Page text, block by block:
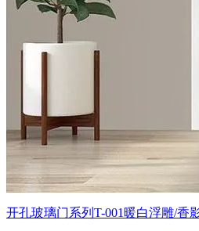
开孔玻璃门系列T-001暖白浮雕/香